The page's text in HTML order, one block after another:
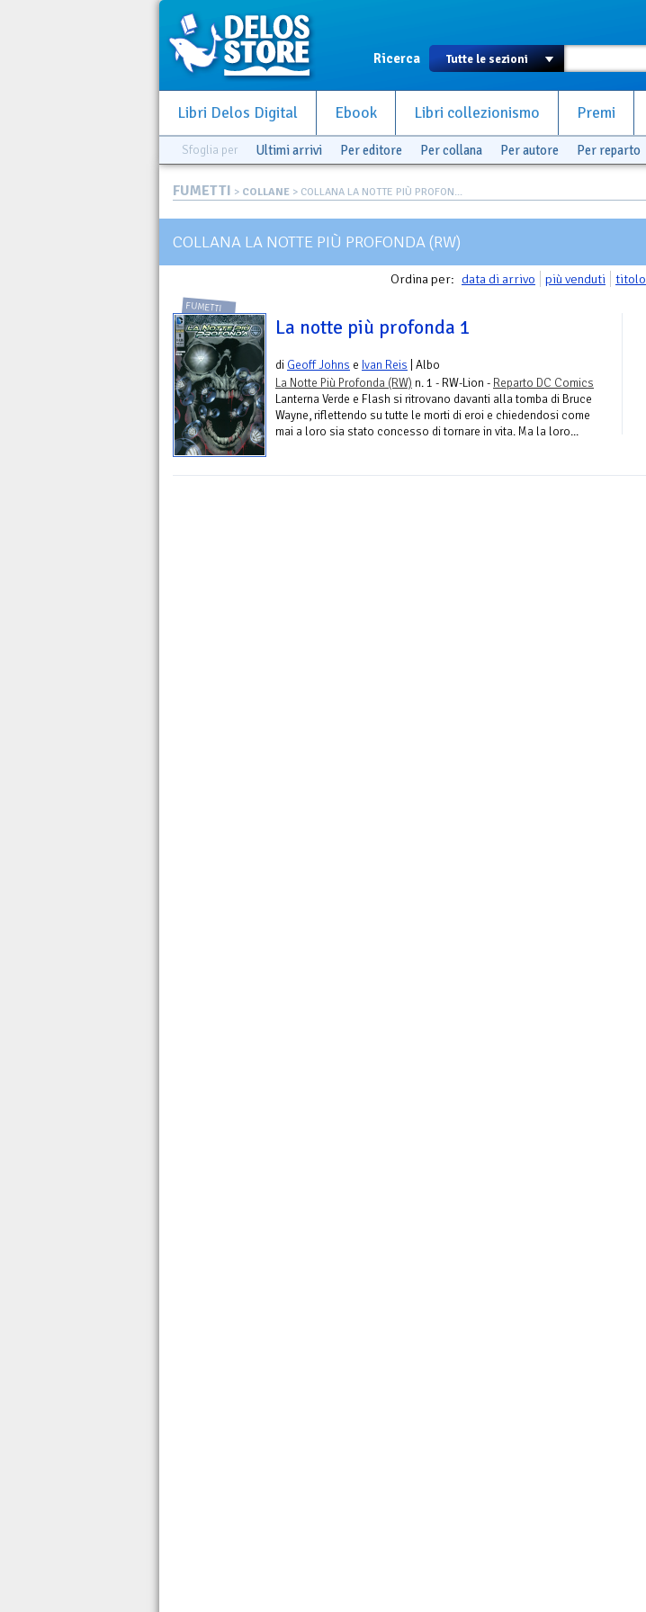
Ricerca
Libri Delos Digital Ebook Libri collezionismo Premi
Sfoglia per Ultimi arrivi Per editore Per collana Per autore Per reparto
FUMETTI > COLLANE > COLLANA LA NOTTE PIÙ PROFON...
COLLANA LA NOTTE PIÙ PROFONDA (RW)
Ordina per: data di arrivo più venduti titolo
FUMETTI
La notte più profonda 1
di Geoff Johns e Ivan Reis | Albo
La Notte Più Profonda (RW) n. 1 - RW-Lion - Reparto DC Comics
Lanterna Verde e Flash si ritrovano davanti alla tomba di Bruce
Wayne, riflettendo su tutte le morti di eroi e chiedendosi come
mai a loro sia stato concesso di tornare in vita. Ma la loro...